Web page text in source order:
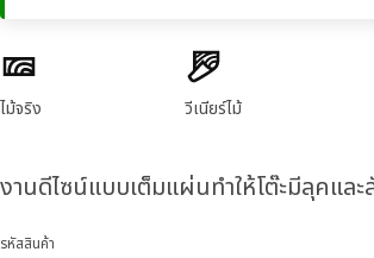
ลักษณะสินค้า
ไม้จริง วีเนียร์ไม้
งานดีไซน์แบบเต็มแผ่นทำให้โต๊ะมีลุคแล
รหัสสินค้า